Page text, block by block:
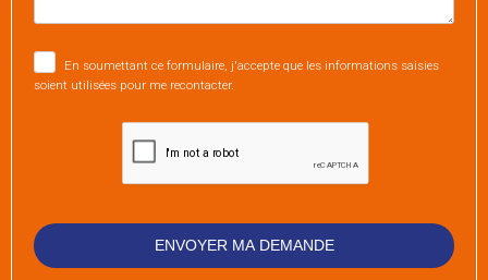
En soumettant ce formulaire, j'accepte que les informations saisies
soient utilisées pour me recontacter.